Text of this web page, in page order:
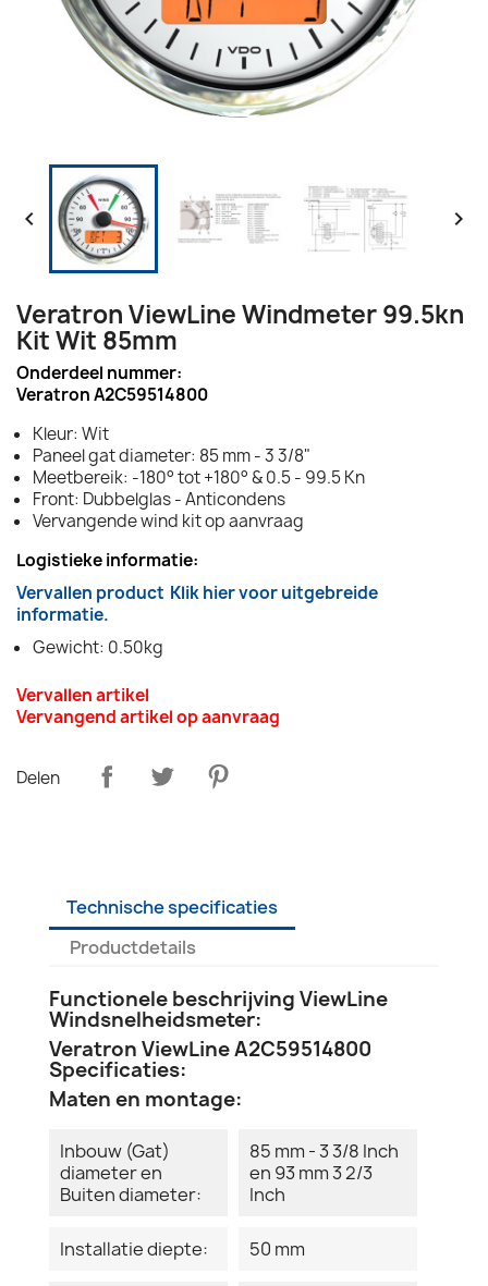
 
Veratron ViewLine Windmeter 99.5kn
Kit Wit 85mm
Onderdeel nummer:
Veratron A2C59514800
Kleur: Wit
Paneel gat diameter: 85 mm - 3 3/8"
Meetbereik: -180° tot +180° & 0.5 - 99.5 Kn
Front: Dubbelglas - Anticondens
Vervangende wind kit op aanvraag
Logistieke informatie:
Vervallen product Klik hier voor uitgebreide
informatie.
Gewicht: 0.50kg
Vervallen artikel
Vervangend artikel op aanvraag
Delen
Technische specificaties
Productdetails
Functionele beschrijving ViewLine
Windsnelheidsmeter:
Veratron ViewLine A2C59514800
Specificaties:
Maten en montage:
Inbouw (Gat)
diameter en
Buiten diameter:
85 mm - 3 3/8 Inch
en 93 mm 3 2/3
Inch
Installatie diepte: 50 mm